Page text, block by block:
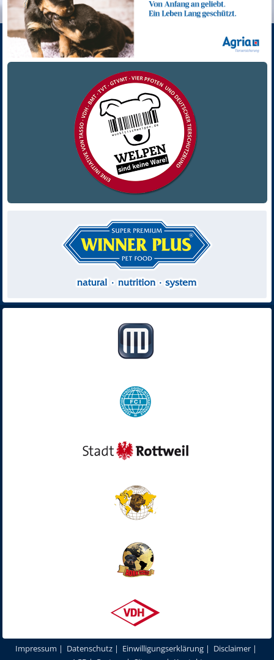
Impressum | Datenschutz | Einwilligungserklärung | Disclaimer |